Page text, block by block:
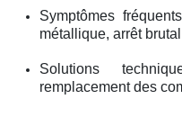
Symptômes
métallique, arrêt
Solutions
remplacement des